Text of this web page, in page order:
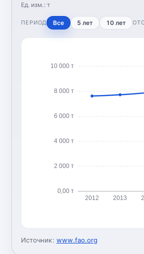
Ед. изм.: т
ПЕРИОД Все 5 лет 10 лет
0,00 т
2 000 т
4 000 т
6 000 т
8 000 т
10 000 т
2012 2013
Источник: www.fao.org